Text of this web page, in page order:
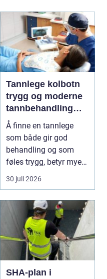
Tannlege kolbotn
trygg og moderne
tannbehandling
nær deg
Å finne en tannlege
som både gir god
behandling og som
føles trygg, betyr mye
for de fleste. Mange ø...
30 juli 2026
SHA-plan i